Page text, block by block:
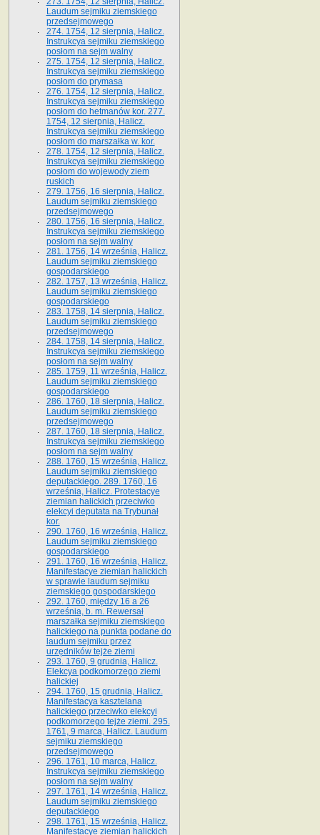
Laudum sejmiku ziemskiego
przedsejmowego
274. 1754, 12 sierpnia, Halicz.
Instrukcya sejmiku ziemskiego
posłom na sejm walny
275. 1754, 12 sierpnia, Halicz.
Instrukcya sejmiku ziemskiego
posłom do prymasa
276. 1754, 12 sierpnia, Halicz.
Instrukcya sejmiku ziemskiego
posłom do hetmanów kor. 277.
1754, 12 sierpnia, Halicz.
Instrukcya sejmiku ziemskiego
posłom do marszałka w. kor.
278. 1754, 12 sierpnia, Halicz.
Instrukcya sejmiku ziemskiego
posłom do wojewody ziem
ruskich
279. 1756, 16 sierpnia, Halicz.
Laudum sejmiku ziemskiego
przedsejmowego
280. 1756, 16 sierpnia, Halicz.
Instrukcya sejmiku ziemskiego
posłom na sejm walny
281. 1756, 14 września, Halicz.
Laudum sejmiku ziemskiego
gospodarskiego
282. 1757, 13 września, Halicz.
Laudum sejmiku ziemskiego
gospodarskiego
283. 1758, 14 sierpnia, Halicz.
Laudum sejmiku ziemskiego
przedsejmowego
284. 1758, 14 sierpnia, Halicz.
Instrukcya sejmiku ziemskiego
posłom na sejm walny
285. 1759, 11 września, Halicz.
Laudum sejmiku ziemskiego
gospodarskiego
286. 1760, 18 sierpnia, Halicz.
Laudum sejmiku ziemskiego
przedsejmowego
287. 1760, 18 sierpnia, Halicz.
Instrukcya sejmiku ziemskiego
posłom na sejm walny
288. 1760, 15 września, Halicz.
Laudum sejmiku ziemskiego
deputackiego. 289. 1760, 16
września, Halicz. Protestacye
ziemian halickich przeciwko
elekcyi deputata na Trybunał
kor.
290. 1760, 16 września, Halicz.
Laudum sejmiku ziemskiego
gospodarskiego
291. 1760, 16 września, Halicz.
Manifestacye ziemian halickich
w sprawie laudum sejmiku
ziemskiego gospodarskiego
292. 1760, między 16 a 26
września, b. m. Rewersał
marszałka sejmiku ziemskiego
halickiego na punkta podane do
laudum sejmiku przez
urzędników tejże ziemi
293. 1760, 9 grudnia, Halicz.
Elekcya podkomorzego ziemi
halickiej
294. 1760, 15 grudnia, Halicz.
Manifestacya kasztelana
halickiego przeciwko elekcyi
podkomorzego tejże ziemi. 295.
1761, 9 marca, Halicz. Laudum
sejmiku ziemskiego
przedsejmowego
296. 1761, 10 marca, Halicz.
Instrukcya sejmiku ziemskiego
posłom na sejm walny
297. 1761, 14 września, Halicz.
Laudum sejmiku ziemskiego
deputackiego
298. 1761, 15 września, Halicz.
Manifestacye ziemian halickich